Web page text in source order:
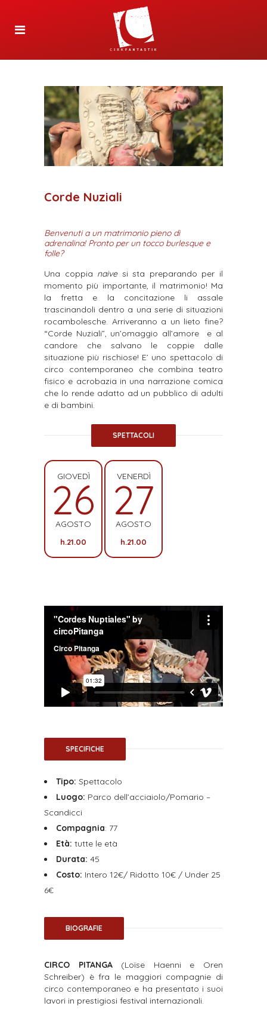
Corde Nuziali
Benvenuti a un matrimonio pieno di
adrenalina! Pronto per un tocco burlesque e
folle?
Una coppia naivesi sta preparando per il
momento più importante, il matrimonio! Ma
la fretta e la concitazione li assale
trascinandoli dentro a una serie di situazioni
rocambolesche. Arriveranno a un lieto fine?
“Corde Nuziali”, un’omaggio all’amore e al
candore che salvano le coppie dalle
situazione più rischiose! E’ uno spettacolo di
circo contemporaneo che combina teatro
fisico e acrobazia in una narrazione comica
che lo rende adatto ad un pubblico di adulti
e di bambini.
SPETTACOLI
GIOVEDÌ
26
AGOSTO
h.21.00
VENERDÌ
27
AGOSTO
h.21.00
SPECIFICHE
Tipo: Spettacolo
Luogo: Parco dell’acciaiolo/Pomario –
Scandicci
Compagnia: 77
Età: tutte le età
Durata: 45
Costo: Intero 12€/ Ridotto 10€ / Under 25
6€
BIOGRAFIE
CIRCO PITANGA(Loïse Haenni e Oren
Schreiber) è fra le maggiori compagnie di
circo contemporaneo e ha presentato i suoi
lavori in prestigiosi festival internazionali.